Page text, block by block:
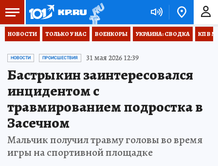
НОВОСТИ ТОЛЬКО У НАС ВОЕНКОРЫ УКРАИНА: СВОДКА КП В
НОВОСТИ ПРОИСШЕСТВИЯ 31 мая 2026 12:39
Бастрыкин заинтересовался
инцидентом с
травмированием подростка в
Засечном
Мальчик получил травму головы во время
игры на спортивной площадке